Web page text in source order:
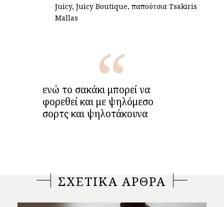
Juicy, Juicy Boutique, παπούτσια Tsakiris
Mallas
ενώ το σακάκι μπορεί να
φορεθεί και με ψηλόμεσο
σορτς και ψηλοτάκουνα
ΣΧΕΤΙΚΑ ΑΡΘΡΑ